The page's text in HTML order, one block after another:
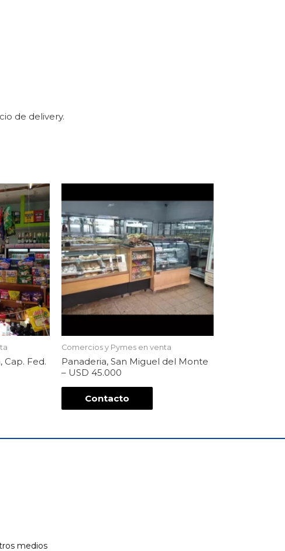
de delivery.
Cap. Fed.
Comercios y Pymes en venta
Panaderia, San Miguel del Monte
– USD 45.000
Contacto
medios